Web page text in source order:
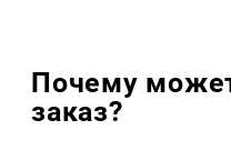
Почему
заказ?